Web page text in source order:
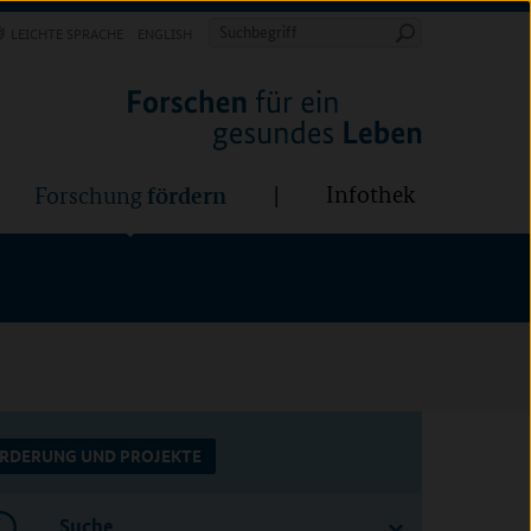
Suchbegriff
Forschung fördern Infothek
UND PROJEKTE
Forschung fördern Infothek